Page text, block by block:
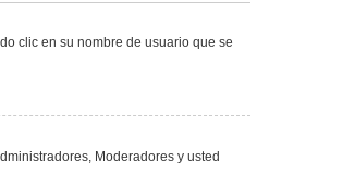
clic en su nombre de usuario que se
Moderadores y usted